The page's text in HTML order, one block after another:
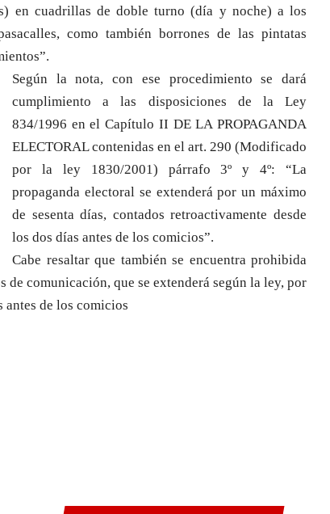
en cuadrillas de doble turno (día y noche) a los
como también borrones de las pintatas
Según la nota, con ese procedimiento se dará
cumplimiento a las disposiciones de la Ley
834/1996 en el Capítulo II DE LA PROPAGANDA
ELECTORAL contenidas en el art. 290 (Modificado
por la ley 1830/2001) párrafo 3º y 4º: “La
propaganda electoral se extenderá por un máximo
de sesenta días, contados retroactivamente desde
los dos días antes de los comicios”.
Cabe resaltar que también se encuentra prohibida
comunicación, que se extenderá según la ley, por
antes de los comicios